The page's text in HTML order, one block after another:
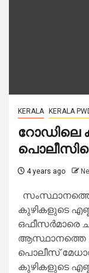
KERALA KERALA
റോഡിലെ
4 years ago
കുഴികളുടെ
ഒഫീസര്‍മാരെ
ആസ്ഥാനത്തെ
പൊലീസ്
കുഴികളുടെ